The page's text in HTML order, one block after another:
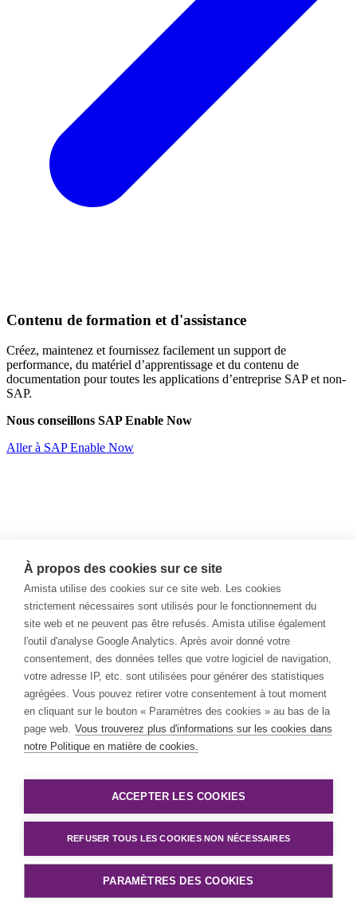
Contenu de formation et d'assistance
Créez, maintenez et fournissez facilement un support de
performance, du matériel d’apprentissage et du contenu de
documentation pour toutes les applications d’entreprise SAP et non-
SAP.
Nous conseillons SAP Enable Now
Aller à SAP Enable Now
À propos des cookies sur ce site
Amista utilise des cookies sur ce site web. Les cookies
strictement nécessaires sont utilisés pour le fonctionnement du
site web et ne peuvent pas être refusés. Amista utilise également
l'outil d'analyse Google Analytics. Après avoir donné votre
consentement, des données telles que votre logiciel de navigation,
votre adresse IP, etc. sont utilisées pour générer des statistiques
agrégées. Vous pouvez retirer votre consentement à tout moment
en cliquant sur le bouton « Paramètres des cookies » au bas de la
page web. Vous trouverez plus d'informations sur les cookies dans
notre Politique en matière de cookies.
ACCEPTER LES COOKIES
REFUSER TOUS LES COOKIES NON NÉCESSAIRES
PARAMÈTRES DES COOKIES